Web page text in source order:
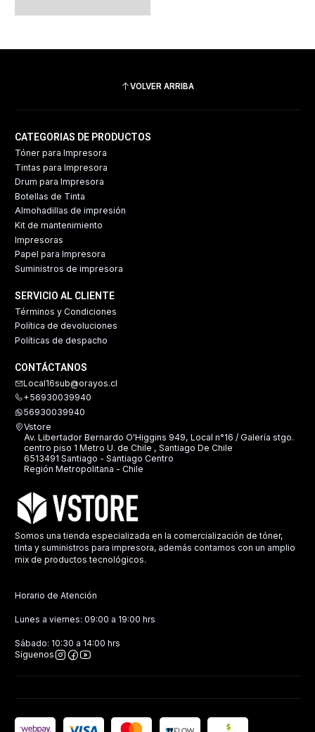
VOLVER ARRIBA
CATEGORIAS DE PRODUCTOS
Tóner para Impresora
Tintas para Impresora
Drum para Impresora
Botellas de Tinta
Almohadillas de impresión
Kit de mantenimiento
Impresoras
Papel para Impresora
Suministros de impresora
SERVICIO AL CLIENTE
Términos y Condiciones
Política de devoluciones
Políticas de despacho
CONTÁCTANOS
Local16sub@orayos.cl
+56930039940
56930039940
Vstore
Av. Libertador Bernardo O'Higgins 949, Local n°16 / Galería stgo.
centro piso 1 Metro U. de Chile , Santiago De Chile
6513491 Santiago - Santiago Centro
Región Metropolitana - Chile
Somos una tienda especializada en la comercialización de tóner,
tinta y suministros para impresora, además contamos con un amplio
mix de productos tecnológicos.
Horario de Atención
Lunes a viernes: 09:00 a 19:00 hrs
Sábado: 10:30 a 14:00 hrs
Síguenos